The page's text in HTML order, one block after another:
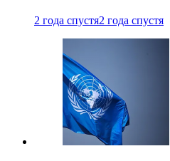
2 года спустя2 года спустя